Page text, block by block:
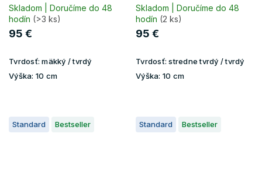
Skladom | Doručíme do 48
hodín (>3 ks)
95 €
Tvrdosť: mäkký / tvrdý
Výška: 10 cm
Skladom | Doručíme do 48
hodín (2 ks)
95 €
Tvrdosť: stredne tvrdý / tvrdý
Výška: 10 cm
Standard Bestseller Standard Bestseller